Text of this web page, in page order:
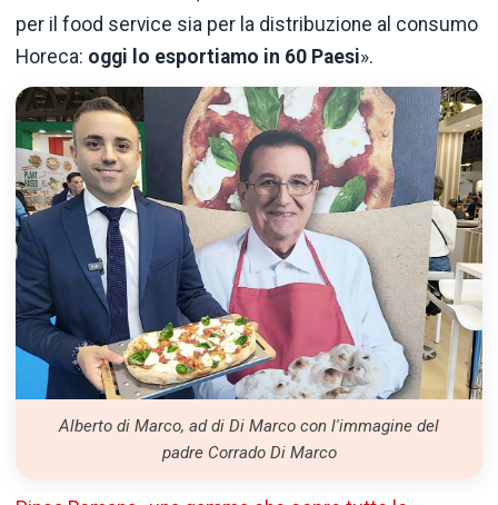
per il food service sia per la distribuzione al consumo
Horeca: oggi lo esportiamo in 60 Paesi».
Alberto di Marco, ad di Di Marco con l'immagine del
padre Corrado Di Marco